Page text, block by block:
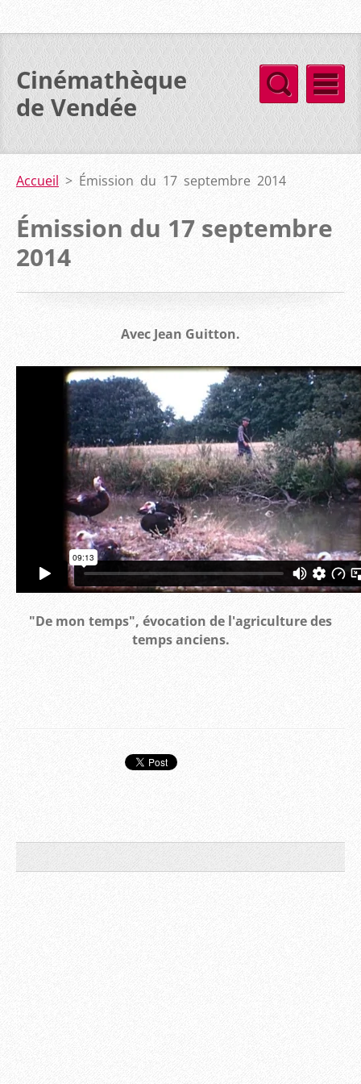
Cinémathèque
de Vendée
Accueil > Émission du 17 septembre 2014
Émission du 17 septembre
2014
Avec Jean Guitton.
"De mon temps", évocation de l'agriculture des
temps anciens.